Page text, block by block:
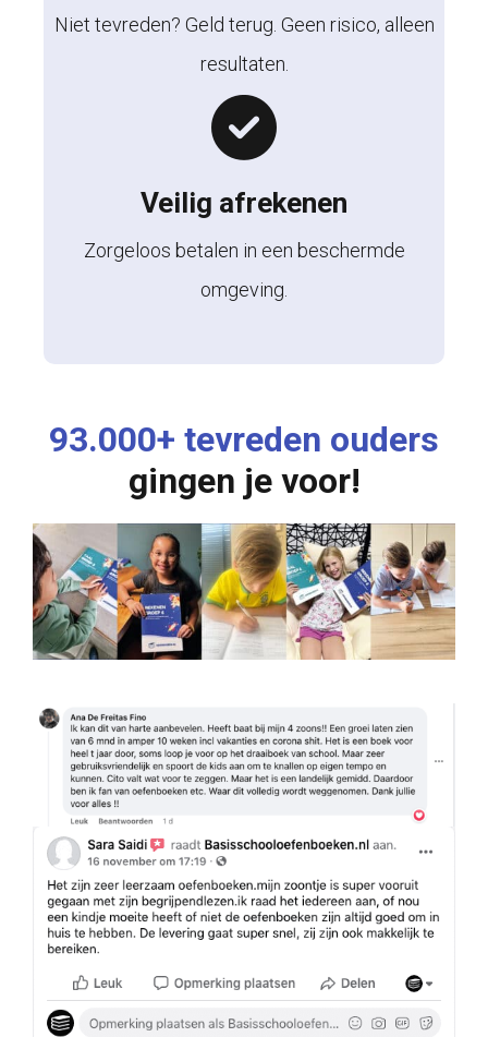
Niet tevreden? Geld terug. Geen risico, alleen
resultaten.
Veilig afrekenen
Zorgeloos betalen in een beschermde
omgeving.
93.000+ tevreden ouders
gingen je voor!